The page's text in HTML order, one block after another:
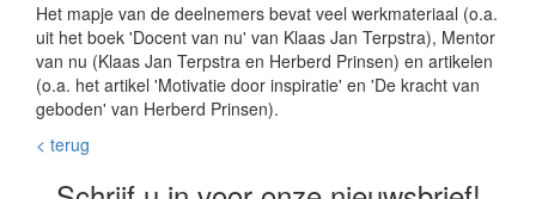
Het mapje van de deelnemers bevat veel werkmateriaal (o.a.
uit het boek 'Docent van nu' van Klaas Jan Terpstra), Mentor
van nu (Klaas Jan Terpstra en Herberd Prinsen) en artikelen
(o.a. het artikel 'Motivatie door inspiratie' en 'De kracht van
geboden' van Herberd Prinsen).
< terug